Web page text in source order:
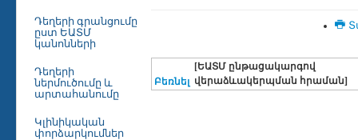
Դեղերի գրանցումը
ըստ ԵԱՏՄ
կանոնների
Դեղերի
ներմուծումը և
արտահանումը
Կլինիկական
փորձարկումներ
Բեռնել
[ԵԱՏՄ ընթացակարգով
վերաձևակերպման հրաման]